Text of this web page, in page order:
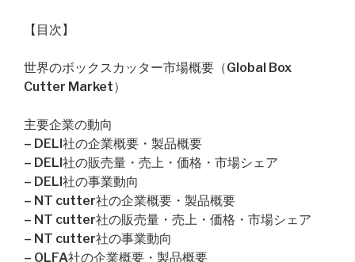
【目次】
世界のボックスカッター市場概要（Global Box
Cutter Market）
主要企業の動向
– DELI社の企業概要・製品概要
– DELI社の販売量・売上・価格・市場シェア
– DELI社の事業動向
– NT cutter社の企業概要・製品概要
– NT cutter社の販売量・売上・価格・市場シェア
– NT cutter社の事業動向
– OLFA社の企業概要・製品概要